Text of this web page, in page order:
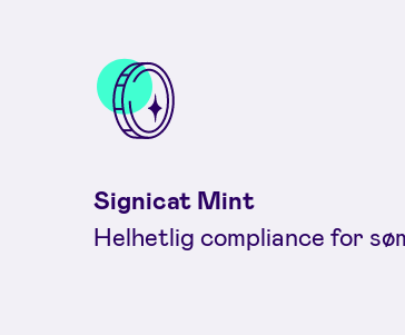
Signicat Mint
Helhetlig compliance for